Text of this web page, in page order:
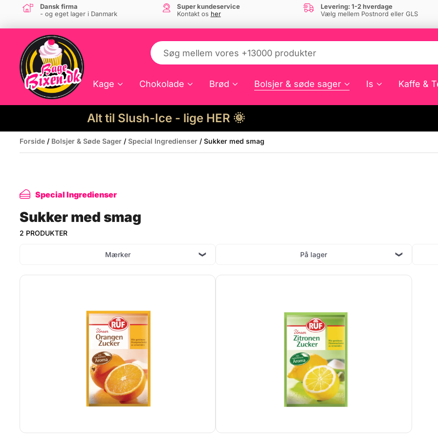
Dansk firma
- og eget lager i Danmark
Super kundeservice
Kontakt os her
Levering: 1-2 hverdage
Vælg mellem Postnord eller GLS
Kage Chokolade Brød Bolsjer & søde sager Is Kaffe &
Alt til Slush-Ice - lige HER 🌞
Forside / Bolsjer & Søde Sager / Special Ingredienser / Sukker med smag
Special Ingredienser
Sukker med smag
2 PRODUKTER
Mærker På lager